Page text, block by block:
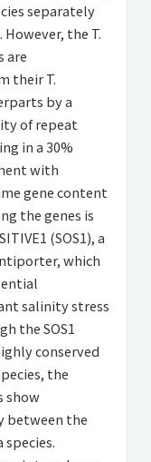
separately
the T.
are
their T.
by a
of repeat
in a 30%
with
gene content
the genes is
(SOS1), a
which
salinity stress
the SOS1
conserved
the
show
between the